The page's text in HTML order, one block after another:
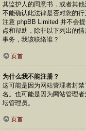
其监护人的同意书，或者其
不能确认此法律是否对您的
注意 phpBB Limited 并不会
点和帮助，除非以下列出的
事务，我该联络谁？”
页首
为什么我不能注册？
这可能是因为网站管理者封
名。也可能是因为网站管理
坛管理员。
页首